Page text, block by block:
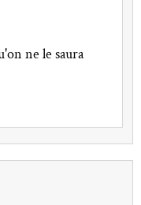
ne le saura